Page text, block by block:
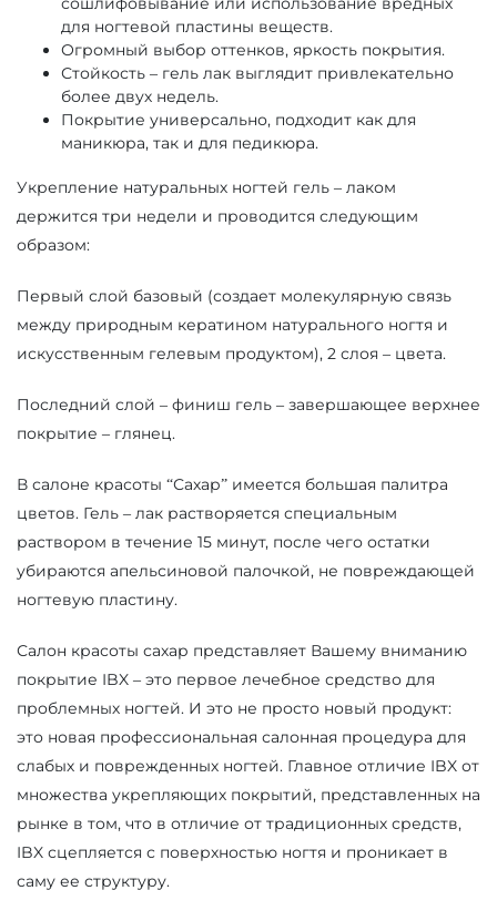
для ногтевой пластины веществ.
Огромный выбор оттенков, яркость покрытия.
Стойкость – гель лак выглядит привлекательно
более двух недель.
Покрытие универсально, подходит как для
маникюра, так и для педикюра.
Укрепление натуральных ногтей гель – лаком
держится три недели и проводится следующим
образом:
Первый слой базовый (создает молекулярную связь
между природным кератином натурального ногтя и
искусственным гелевым продуктом), 2 слоя – цвета.
Последний слой – финиш гель – завершающее верхнее
покрытие – глянец.
В салоне красоты “Сахар” имеется большая палитра
цветов. Гель – лак растворяется специальным
раствором в течение 15 минут, после чего остатки
убираются апельсиновой палочкой, не повреждающей
ногтевую пластину.
Салон красоты сахар представляет Вашему вниманию
покрытие IBX – это первое лечебное средство для
проблемных ногтей. И это не просто новый продукт:
это новая профессиональная салонная процедура для
слабых и поврежденных ногтей. Главное отличие IBX от
множества укрепляющих покрытий, представленных на
рынке в том, что в отличие от традиционных средств,
IBX сцепляется с поверхностью ногтя и проникает в
саму ее структуру.